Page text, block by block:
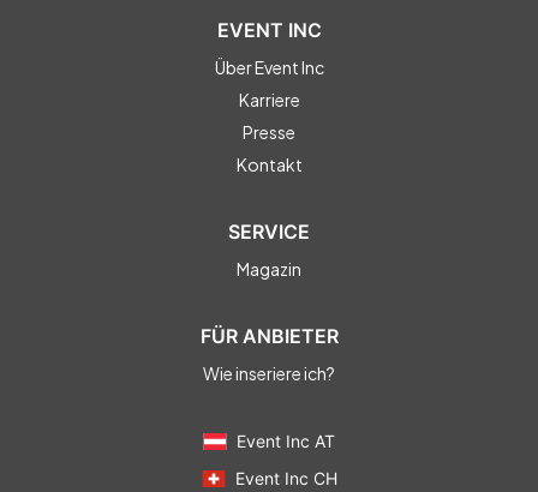
EVENT INC
Über Event Inc
Karriere
Presse
Kontakt
SERVICE
Magazin
FÜR ANBIETER
Wie inseriere ich?
Event Inc AT
Event Inc CH